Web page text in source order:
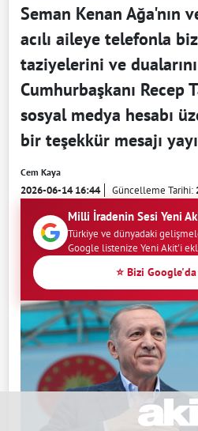
Seman Kenan Ağa'nın
acılı aileye telefonla
taziyelerini ve
Cumhurbaşkanı Recep
sosyal medya hesabı
bir teşekkür mesajı
Cem Kaya
2026-06-14 16:44 Güncelleme Tarihi:
Milli İradenin Sesi Yeni
Türkiye ve dünyadaki
Google listenize Yeni Akit'i
⭐ Bizi